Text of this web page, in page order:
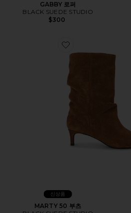
GABBY 로퍼
BLACK SUEDE STUDIO
$300
Favorite MARTY 50 부츠
신상품
MARTY 50 부츠